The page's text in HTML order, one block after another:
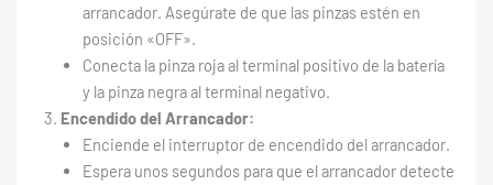
arrancador. Asegúrate de que las pinzas estén en
posición «OFF».
Conecta la pinza roja al terminal positivo de la batería
y la pinza negra al terminal negativo.
Encendido del Arrancador:
Enciende el interruptor de encendido del arrancador.
Espera unos segundos para que el arrancador detecte